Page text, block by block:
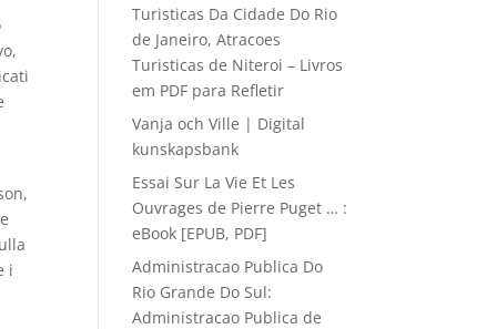
i
Turisticas Da Cidade Do Rio
de Janeiro, Atracoes
Turisticas de Niteroi – Livros
em PDF para Refletir
Vanja och Ville | Digital
kunskapsbank
Essai Sur La Vie Et Les
Ouvrages de Pierre Puget … :
eBook [EPUB, PDF]
Administracao Publica Do
Rio Grande Do Sul:
Administracao Publica de